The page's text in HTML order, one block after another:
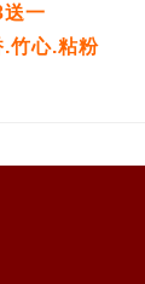
一
竹心.粘粉